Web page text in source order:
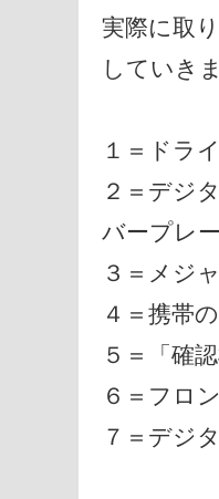
実際に取
していき
１＝ドラ
２＝デジ
バープレ
３＝メジ
４＝携帯
５＝「確
６＝フロ
７＝デジ